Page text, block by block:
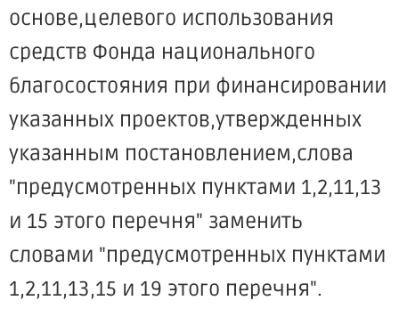
основе,целевого использования
средств Фонда национального
благосостояния при финансировании
указанных проектов,утвержденных
указанным постановлением,слова
"предусмотренных пунктами 1,2,11,13
и 15 этого перечня" заменить
словами "предусмотренных пунктами
1,2,11,13,15 и 19 этого перечня".